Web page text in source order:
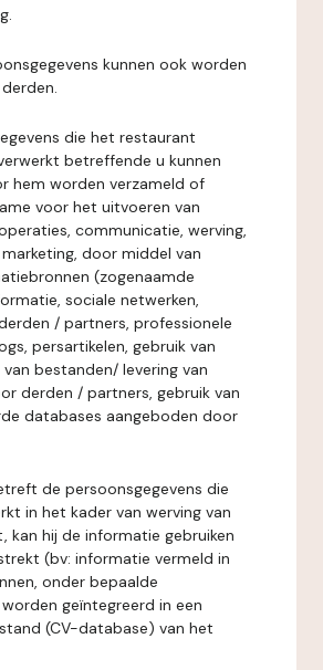
kunnen ook worden
die het restaurant
betreffende u kunnen
hem worden verzameld of
voor het uitvoeren van
communicatie, werving,
door middel van
(zogenaamde
sociale netwerken,
/ partners, professionele
persartikelen, gebruik van
bestanden/ levering van
derden / partners, gebruik van
databases aangeboden door
de persoonsgegevens die
in het kader van werving van
kan hij de informatie gebruiken
(bv: informatie vermeld in
onder bepaalde
geïntegreerd in een
(CV-database) van het